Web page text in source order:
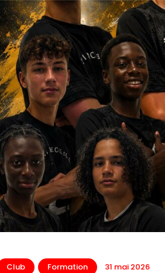
Club Formation 31 mai 2026